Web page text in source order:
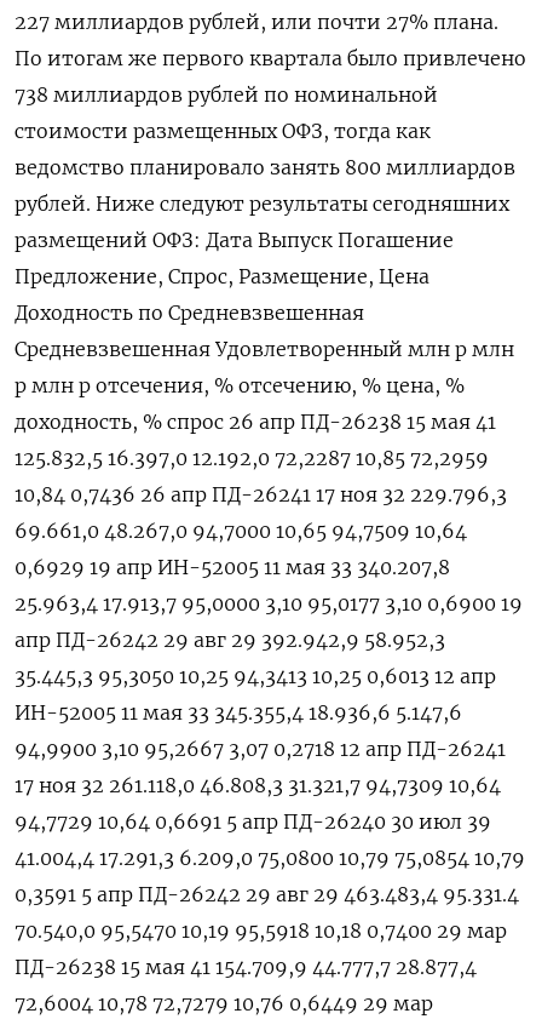
227 миллиардов рублей, или почти 27% плана.
По итогам же первого квартала было привлечено
738 миллиардов рублей по номинальной
стоимости размещенных ОФЗ, тогда как
ведомство планировало занять 800 миллиардов
рублей. Ниже следуют результаты сегодняшних
размещений ОФЗ: Дата Выпуск Погашение
Предложение, Спрос, Размещение, Цена
Доходность по Средневзвешенная
Средневзвешенная Удовлетворенный млн р млн
р млн р отсечения, % отсечению, % цена, %
доходность, % спрос 26 апр ПД-26238 15 мая 41
125.832,5 16.397,0 12.192,0 72,2287 10,85 72,2959
10,84 0,7436 26 апр ПД-26241 17 ноя 32 229.796,3
69.661,0 48.267,0 94,7000 10,65 94,7509 10,64
0,6929 19 апр ИН-52005 11 мая 33 340.207,8
25.963,4 17.913,7 95,0000 3,10 95,0177 3,10 0,6900 19
апр ПД-26242 29 авг 29 392.942,9 58.952,3
35.445,3 95,3050 10,25 94,3413 10,25 0,6013 12 апр
ИН-52005 11 мая 33 345.355,4 18.936,6 5.147,6
94,9900 3,10 95,2667 3,07 0,2718 12 апр ПД-26241
17 ноя 32 261.118,0 46.808,3 31.321,7 94,7309 10,64
94,7729 10,64 0,6691 5 апр ПД-26240 30 июл 39
41.004,4 17.291,3 6.209,0 75,0800 10,79 75,0854 10,79
0,3591 5 апр ПД-26242 29 авг 29 463.483,4 95.331.4
70.540,0 95,5470 10,19 95,5918 10,18 0,7400 29 мар
ПД-26238 15 мая 41 154.709,9 44.777,7 28.877,4
72,6004 10,78 72,7279 10,76 0,6449 29 мар